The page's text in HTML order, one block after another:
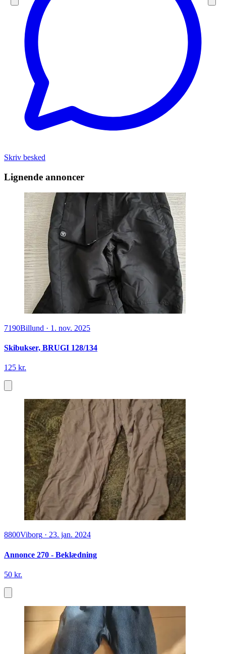
Skriv besked
Lignende annoncer
7190Billund · 1. nov. 2025
Skibukser, BRUGI 128/134
125 kr.
8800Viborg · 23. jan. 2024
Annonce 270 - Beklædning
50 kr.